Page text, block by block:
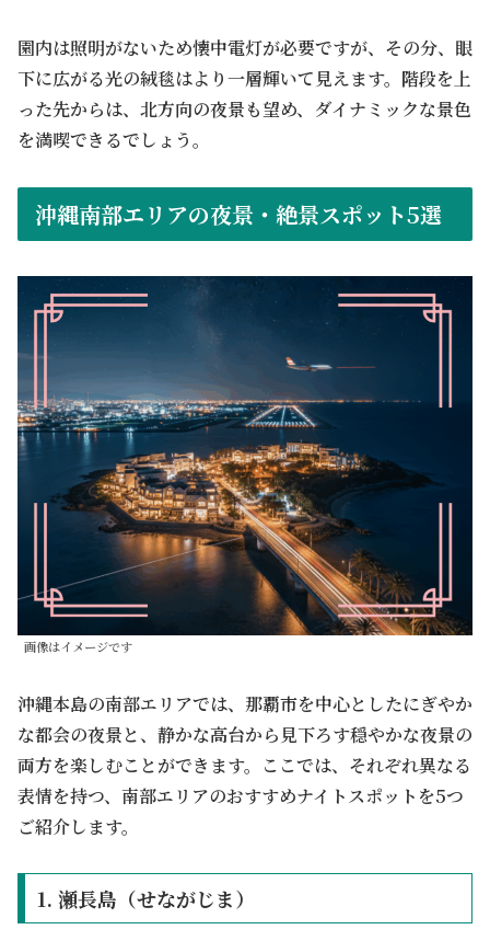
園内は照明がないため懐中電灯が必要ですが、その分、眼
下に広がる光の絨毯はより一層輝いて見えます。階段を上
った先からは、北方向の夜景も望め、ダイナミックな景色
を満喫できるでしょう。
沖縄南部エリアの夜景・絶景スポット5選
画像はイメージです
沖縄本島の南部エリアでは、那覇市を中心としたにぎやか
な都会の夜景と、静かな高台から見下ろす穏やかな夜景の
両方を楽しむことができます。ここでは、それぞれ異なる
表情を持つ、南部エリアのおすすめナイトスポットを5つ
ご紹介します。
1. 瀬長島（せながじま）